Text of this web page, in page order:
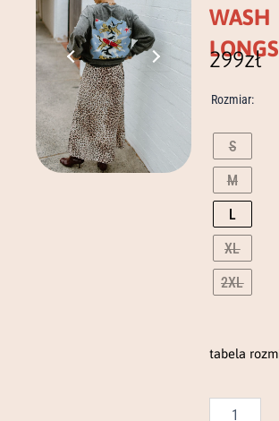
WASH
299zł
Rozmiar:
S
M
L
XL
2XL
tabela
surfside
acid
wash
longsleeve